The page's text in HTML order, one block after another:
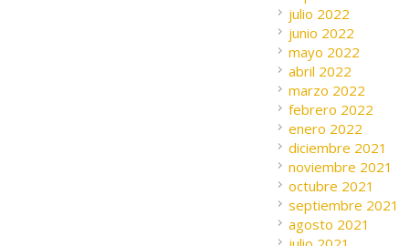
julio 2022
junio 2022
mayo 2022
abril 2022
marzo 2022
febrero 2022
enero 2022
diciembre 2021
noviembre 2021
octubre 2021
septiembre 2021
agosto 2021